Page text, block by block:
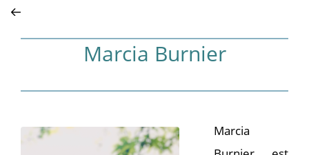
Marcia Burnier
Marcia